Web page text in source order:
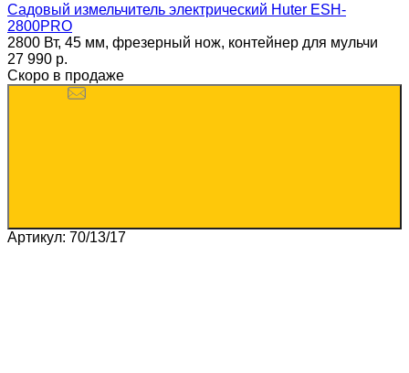
Садовый измельчитель электрический Huter ESH-
2800PRO
2800 Вт, 45 мм, фрезерный нож, контейнер для мульчи
27 990 p.
Скоро в продаже
Артикул: 70/13/17